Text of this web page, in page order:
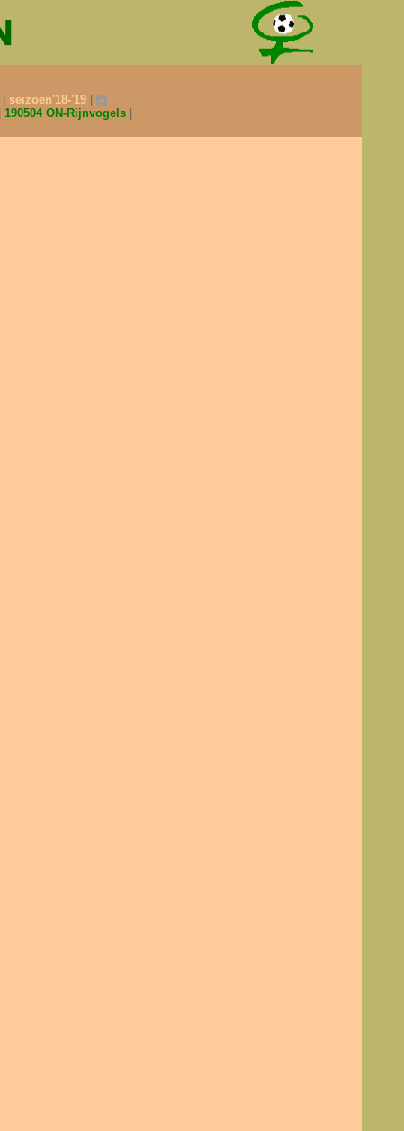
seizoen'18-'19
190504 ON-Rijnvogels